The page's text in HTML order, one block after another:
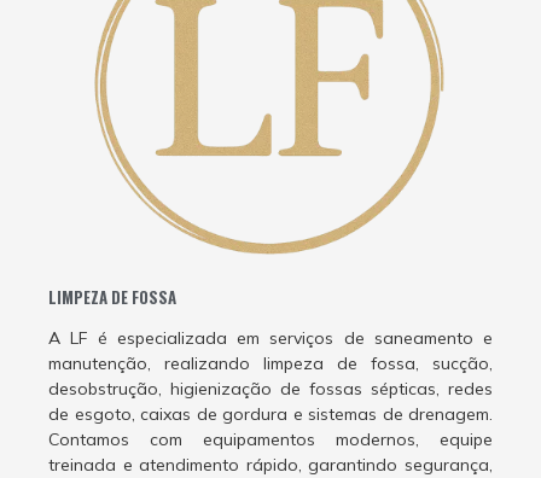
LIMPEZA DE FOSSA
A LF é especializada em serviços de saneamento e
manutenção, realizando limpeza de fossa, sucção,
desobstrução, higienização de fossas sépticas, redes
de esgoto, caixas de gordura e sistemas de drenagem.
Contamos com equipamentos modernos, equipe
treinada e atendimento rápido, garantindo segurança,